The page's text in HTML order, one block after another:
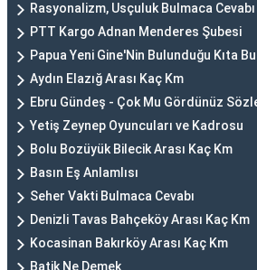
Rasyonalizm, Usçuluk Bulmaca Cevabı
PTT Kargo Adnan Menderes Şubesi
Papua Yeni Gine'Nin Bulunduğu Kıta
Aydın Elazığ Arası Kaç Km
Ebru Gündeş - Çok Mu Gördünüz
Yetiş Zeynep Oyuncuları ve Kadrosu
Bolu Bozüyük Bilecik Arası Kaç Km
Basın Eş Anlamlısı
Seher Vakti Bulmaca Cevabı
Denizli Tavas Bahçeköy Arası Kaç Km
Kocasinan Bakırköy Arası Kaç Km
Batik Ne Demek